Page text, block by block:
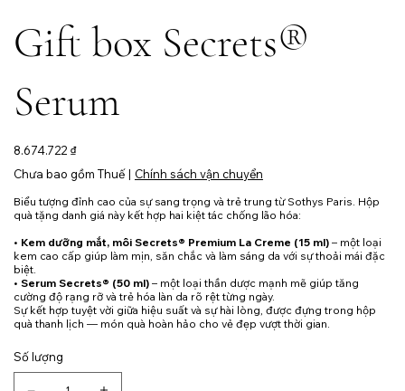
Gift box Secrets®
Serum
Giá
8.674.722 ₫
Chưa bao gồm Thuế | Chính sách vận chuyển
Biểu tượng đỉnh cao của sự sang trọng và trẻ trung từ Sothys Paris. Hộp
quà tặng danh giá này kết hợp hai kiệt tác chống lão hóa:
• Kem dưỡng mắt, môi Secrets® Premium La Creme (15 ml) – một loại
kem cao cấp giúp làm mịn, săn chắc và làm sáng da với sự thoải mái đặc
biệt.
• Serum Secrets® (50 ml) – một loại thần dược mạnh mẽ giúp tăng
cường độ rạng rỡ và trẻ hóa làn da rõ rệt từng ngày.
Sự kết hợp tuyệt vời giữa hiệu suất và sự hài lòng, được đựng trong hộp
quà thanh lịch — món quà hoàn hảo cho vẻ đẹp vượt thời gian.
Số lượng